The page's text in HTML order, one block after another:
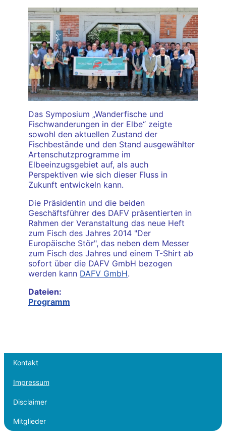
Das Symposium „Wanderfische und
Fischwanderungen in der Elbe“ zeigte
sowohl den aktuellen Zustand der
Fischbestände und den Stand ausgewählter
Artenschutzprogramme im
Elbeeinzugsgebiet auf, als auch
Perspektiven wie sich dieser Fluss in
Zukunft entwickeln kann.
Die Präsidentin und die beiden
Geschäftsführer des DAFV präsentierten in
Rahmen der Veranstaltung das neue Heft
zum Fisch des Jahres 2014 "Der
Europäische Stör", das neben dem Messer
zum Fisch des Jahres und einem T-Shirt ab
sofort über die DAFV GmbH bezogen
werden kann DAFV GmbH.
Dateien:
Programm
Kontakt
Impressum
Disclaimer
Mitglieder